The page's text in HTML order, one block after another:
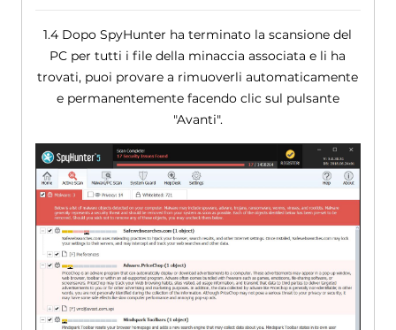
1.4 Dopo SpyHunter ha terminato la scansione del
PC per tutti i file della minaccia associata e li ha
trovati, puoi provare a rimuoverli automaticamente
e permanentemente facendo clic sul pulsante
"Avanti".